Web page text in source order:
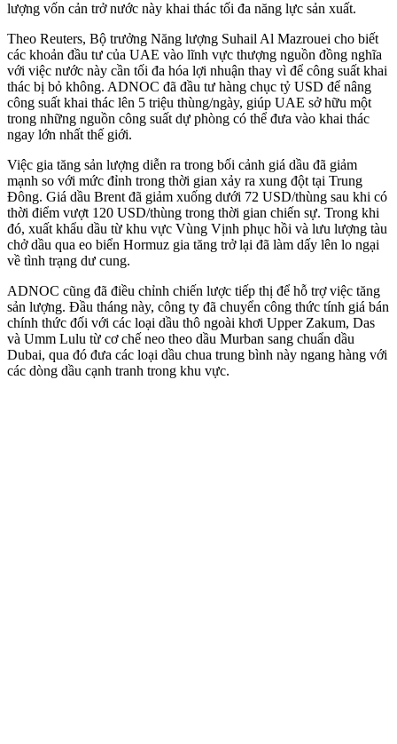
lượng vốn cản trở nước này khai thác tối đa năng lực sản xuất.
Theo Reuters, Bộ trưởng Năng lượng Suhail Al Mazrouei cho biết
các khoản đầu tư của UAE vào lĩnh vực thượng nguồn đồng nghĩa
với việc nước này cần tối đa hóa lợi nhuận thay vì để công suất khai
thác bị bỏ không. ADNOC đã đầu tư hàng chục tỷ USD để nâng
công suất khai thác lên 5 triệu thùng/ngày, giúp UAE sở hữu một
trong những nguồn công suất dự phòng có thể đưa vào khai thác
ngay lớn nhất thế giới.
Việc gia tăng sản lượng diễn ra trong bối cảnh giá dầu đã giảm
mạnh so với mức đỉnh trong thời gian xảy ra xung đột tại Trung
Đông. Giá dầu Brent đã giảm xuống dưới 72 USD/thùng sau khi có
thời điểm vượt 120 USD/thùng trong thời gian chiến sự. Trong khi
đó, xuất khẩu dầu từ khu vực Vùng Vịnh phục hồi và lưu lượng tàu
chở dầu qua eo biển Hormuz gia tăng trở lại đã làm dấy lên lo ngại
về tình trạng dư cung.
ADNOC cũng đã điều chỉnh chiến lược tiếp thị để hỗ trợ việc tăng
sản lượng. Đầu tháng này, công ty đã chuyển công thức tính giá bán
chính thức đối với các loại dầu thô ngoài khơi Upper Zakum, Das
và Umm Lulu từ cơ chế neo theo dầu Murban sang chuẩn dầu
Dubai, qua đó đưa các loại dầu chua trung bình này ngang hàng với
các dòng dầu cạnh tranh trong khu vực.